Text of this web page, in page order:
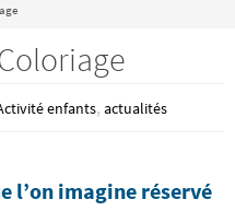
enfants, actualités
l’on imagine réservé